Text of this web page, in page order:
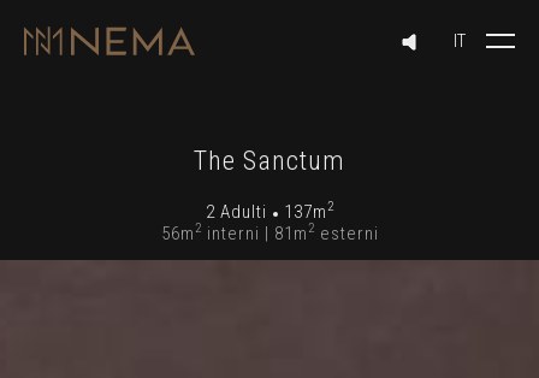
The Sanctum
2 Adulti 137m2
56m 2 interni | 81m 2 esterni